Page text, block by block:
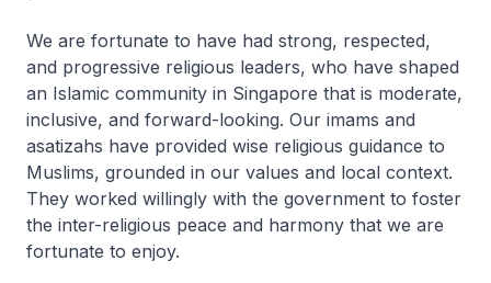
We are fortunate to have had strong, respected,
and progressive religious leaders, who have shaped
an Islamic community in Singapore that is moderate,
inclusive, and forward-looking. Our imams and
asatizahs have provided wise religious guidance to
Muslims, grounded in our values and local context.
They worked willingly with the government to foster
the inter-religious peace and harmony that we are
fortunate to enjoy.